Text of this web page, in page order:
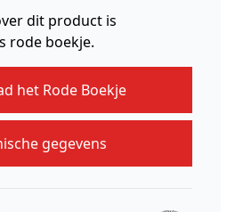
dit product is
rode boekje.
het Rode Boekje
gegevens